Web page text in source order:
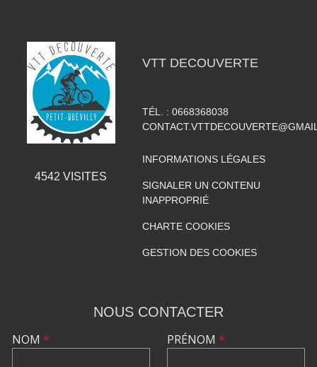
4542 VISITES
VTT DECOUVERTE
TÉL. : 0668368038
INFORMATIONS LÉGALES
SIGNALER UN CONTENU
INAPPROPRIÉ
CHARTE COOKIES
GESTION DES COOKIES
NOUS CONTACTER
NOM * PRÉNOM *